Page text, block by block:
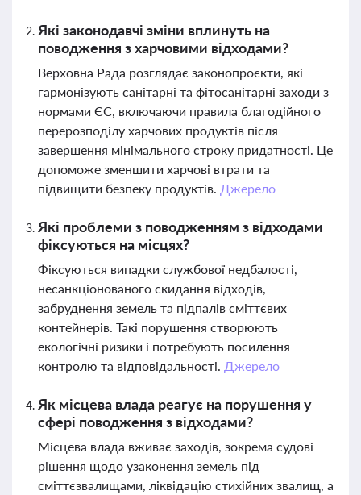
Які законодавчі зміни вплинуть на
поводження з харчовими відходами?
Верховна Рада розглядає законопроєкти, які
гармонізують санітарні та фітосанітарні заходи з
нормами ЄС, включаючи правила благодійного
перерозподілу харчових продуктів після
завершення мінімального строку придатності. Це
допоможе зменшити харчові втрати та
підвищити безпеку продуктів. Джерело
Які проблеми з поводженням з відходами
фіксуються на місцях?
Фіксуються випадки службової недбалості,
несанкціонованого скидання відходів,
забруднення земель та підпалів сміттєвих
контейнерів. Такі порушення створюють
екологічні ризики і потребують посилення
контролю та відповідальності. Джерело
Як місцева влада реагує на порушення у
сфері поводження з відходами?
Місцева влада вживає заходів, зокрема судові
рішення щодо узаконення земель під
сміттєзвалищами, ліквідацію стихійних звалищ, а